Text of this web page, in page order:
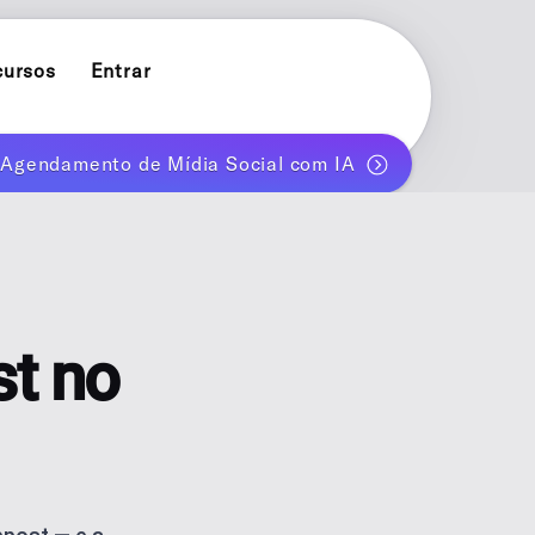
POST PLANNER
Planeje e publique um mês de posts automaticamente
Entrar
de Mídia Social com IA
no